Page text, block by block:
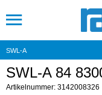
SWL-A
SWL-A 84
Artikelnummer: 3142008326